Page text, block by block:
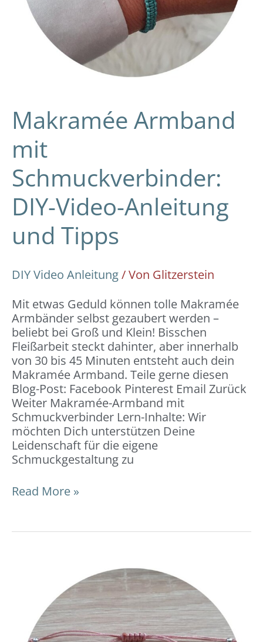
Makramée Armband
mit
Schmuckverbinder:
DIY-Video-Anleitung
und Tipps
DIY Video Anleitung/ Von Glitzerstein
Mit etwas Geduld können tolle Makramée
Armbänder selbst gezaubert werden –
beliebt bei Groß und Klein! Bisschen
Fleißarbeit steckt dahinter, aber innerhalb
von 30 bis 45 Minuten entsteht auch dein
Makramée Armband. Teile gerne diesen
Blog-Post: Facebook Pinterest Email Zurück
Weiter Makramée-Armband mit
Schmuckverbinder Lern-Inhalte: Wir
möchten Dich unterstützen Deine
Leidenschaft für die eigene
Schmuckgestaltung zu
Read More »
einem
Makramée
Verschluss: